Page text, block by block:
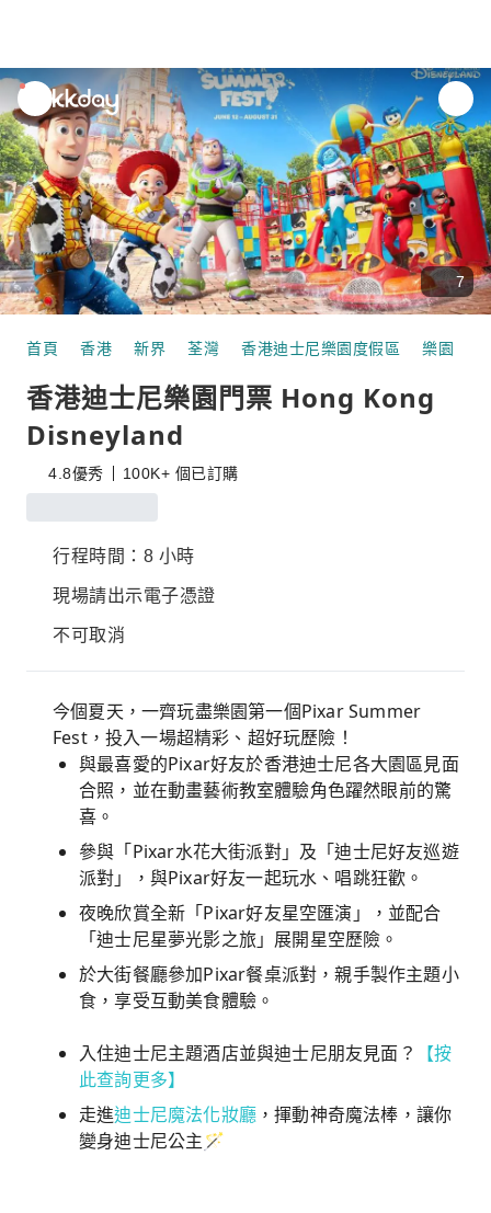
unread
notifications
7
首頁 香港 新界 荃灣 香港迪士尼樂園度假區 樂園
香港迪士尼樂園門票 Hong Kong
Disneyland
4.8優秀 100K+ 個已訂購
行程時間：8 小時
現場請出示電子憑證
不可取消
今個夏天，一齊玩盡樂園第一個Pixar Summer
Fest，投入一場超精彩、超好玩歷險！
與最喜愛的Pixar好友於香港迪士尼各大園區見面
合照，並在動畫藝術教室體驗角色躍然眼前的驚
喜。
參與「Pixar水花大街派對」及「迪士尼好友巡遊
派對」，與Pixar好友一起玩水、唱跳狂歡。
夜晚欣賞全新「Pixar好友星空匯演」，並配合
「迪士尼星夢光影之旅」展開星空歷險。
於大街餐廳參加Pixar餐桌派對，親手製作主題小
食，享受互動美食體驗。
入住迪士尼主題酒店​並與迪士尼朋友見面？
【按
此查詢更多】
走進迪士尼魔法化妝廳 ，揮動神奇魔法棒，讓你
變身迪士尼公主🪄